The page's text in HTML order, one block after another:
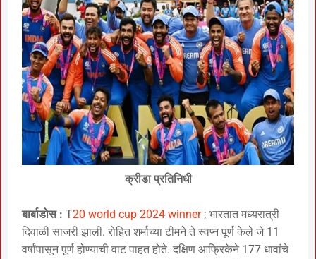
क्रीडा प्रतिनिधी
बार्बाडोस : T20 world cup 2024 winner; भारतात मध्यरात्री
दिवाळी साजरी झाली. रोहित शर्माच्या टीमने ते स्वप्न पूर्ण केले जे 11
वर्षांपासून पूर्ण होण्याची वाट पाहत होते. दक्षिण आफ्रिकेने 177 धावांचे